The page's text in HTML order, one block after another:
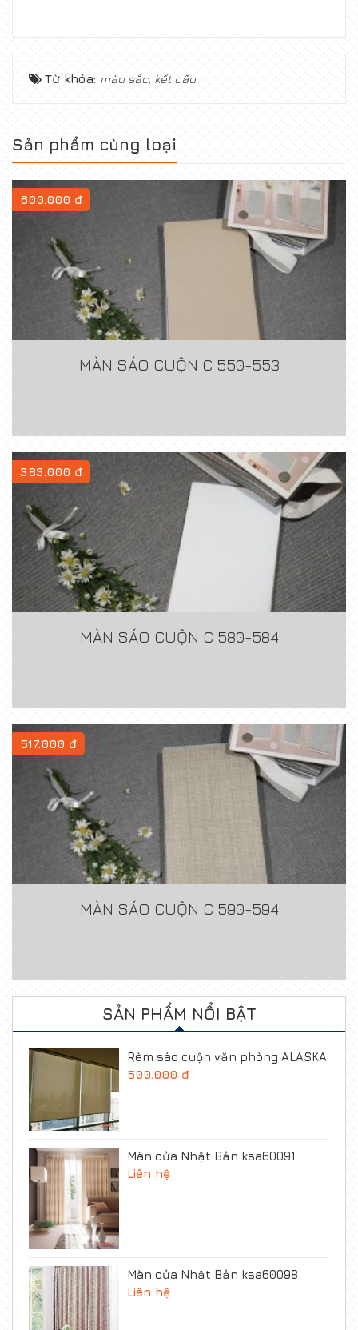
Từ khóa: màu sắc, kết cấu
Sản phẩm cùng loại
600.000 đ
MÀN SÁO CUỘN C 550-553
383.000 đ
MÀN SÁO CUỘN C 580-584
517.000 đ
MÀN SÁO CUỘN C 590-594
SẢN PHẨM NỔI BẬT
Rèm sáo cuộn văn phòng ALASKA
500.000 đ
Màn cửa Nhật Bản ksa60091
Liên hệ
Màn cửa Nhật Bản ksa60098
Liên hệ